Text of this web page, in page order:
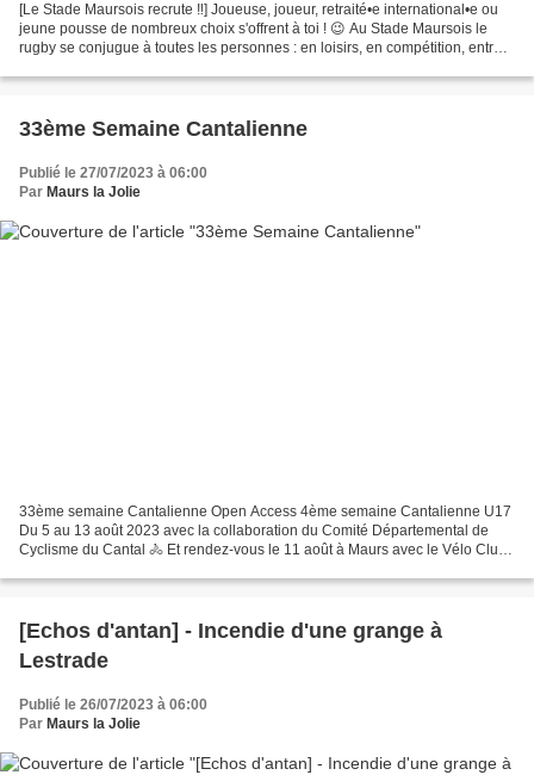
[Le Stade Maursois recrute ‼️] Joueuse, joueur, retraité•e international•e ou
jeune pousse de nombreux choix s'offrent à toi ! 😉 Au Stade Maursois le
rugby se conjugue à toutes les personnes : en loisirs, en compétition, entre
33ème Semaine Cantalienne
Publié le 27/07/2023 à 06:00
Par Maurs la Jolie
33ème semaine Cantalienne Open Access 4ème semaine Cantalienne U17
Du 5 au 13 août 2023 avec la collaboration du Comité Départemental de
Cyclisme du Cantal 🚴 Et rendez-vous le 11 août à Maurs avec le Vélo Club
[Echos d'antan] - Incendie d'une grange à
Lestrade
Publié le 26/07/2023 à 06:00
Par Maurs la Jolie